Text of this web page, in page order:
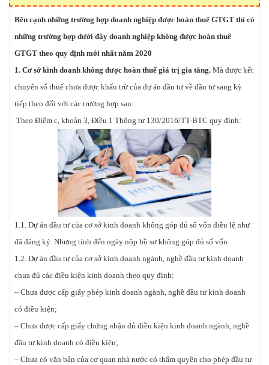
Bên cạnh những trường hợp doanh nghiệp được hoàn thuế GTGT thì có
những trường hợp dưới đây doanh nghiệp không được hoàn thuế
GTGT theo quy định mới nhất năm 2020
1. Cơ sở kinh doanh không được hoàn thuế giá trị gia tăng. Mà được kết
chuyển số thuế chưa được khấu trừ của dự án đầu tư về đầu tư sang kỳ
tiếp theo đối với các trường hợp sau:
Theo Điểm c, khoản 3, Điều 1 Thông tư 130/2016/TT-BTC quy định:
1.1. Dự án đầu tư của cơ sở kinh doanh không góp đủ số vốn điều lệ như
đã đăng ký. Nhưng tính đến ngày nộp hồ sơ không góp đủ số vốn.
1.2. Dự án đầu tư của cơ sở kinh doanh ngành, nghề đầu tư kinh doanh
chưa đủ các điều kiện kinh doanh theo quy định:
– Chưa được cấp giấy phép kinh doanh ngành, nghề đầu tư kinh doanh
có điều kiện;
– Chưa được cấp giấy chứng nhận đủ điều kiện kinh doanh ngành, nghề
đầu tư kinh doanh có điều kiện;
– Chưa có văn bản của cơ quan nhà nước có thẩm quyền cho phép đầu tư